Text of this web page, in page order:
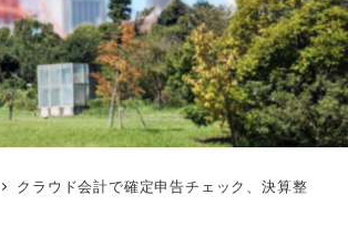
クラウド会計で確定申告チェック、決算整